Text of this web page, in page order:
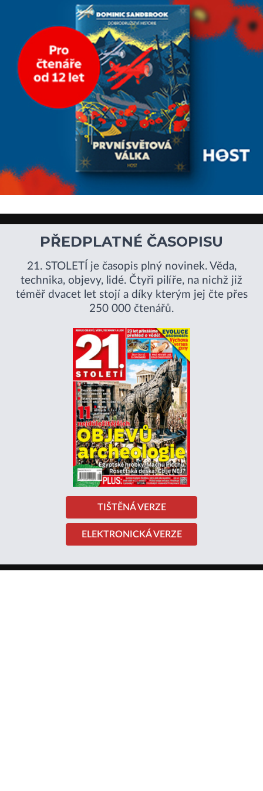
Sucho, prosolené písky a
extrémně
PŘEDPLATNÉ ČASOPISU
21. STOLETÍ je časopis plný novinek. Věda,
technika, objevy, lidé. Čtyři pilíře, na nichž již
téměř dvacet let stojí a díky kterým jej čte přes
250 000 čtenářů.
TIŠTĚNÁ VERZE
ELEKTRONICKÁ VERZE